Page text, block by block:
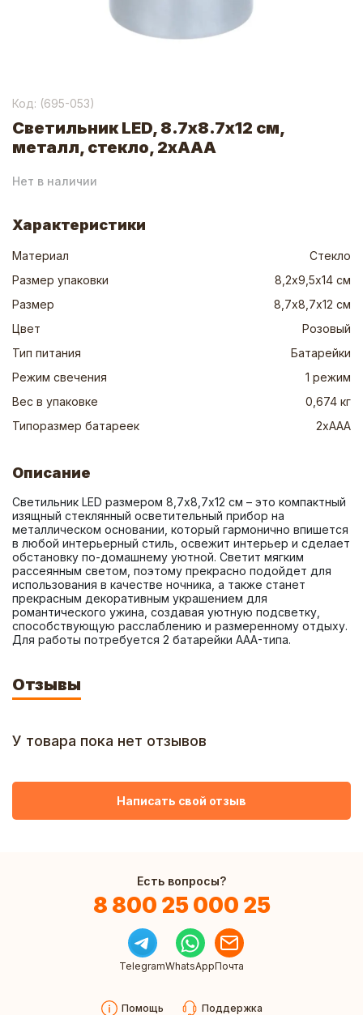
Код: (695-053)
Светильник LED, 8.7х8.7х12 см,
металл, стекло, 2xААА
Нет в наличии
Характеристики
Материал
Стекло
Размер упаковки
8,2х9,5х14 см
Размер
8,7х8,7х12 см
Цвет
Розовый
Тип питания
Батарейки
Режим свечения
1 режим
Вес в упаковке
0,674 кг
Типоразмер батареек
2xААА
Описание
Светильник LED размером 8,7х8,7х12 см – это компактный
изящный стеклянный осветительный прибор на
металлическом основании, который гармонично впишется
в любой интерьерный стиль, освежит интерьер и сделает
обстановку по-домашнему уютной. Светит мягким
рассеянным светом, поэтому прекрасно подойдет для
использования в качестве ночника, а также станет
прекрасным декоративным украшением для
романтического ужина, создавая уютную подсветку,
способствующую расслаблению и размеренному отдыху.
Для работы потребуется 2 батарейки AAA-типа.
Отзывы
У товара пока нет отзывов
Написать свой отзыв
Есть вопросы?
8 800 25 000 25
TelegramWhatsAppПочта
Помощь Поддержка